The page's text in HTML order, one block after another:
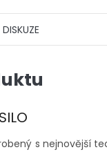
DISKUZE
s nejnovější